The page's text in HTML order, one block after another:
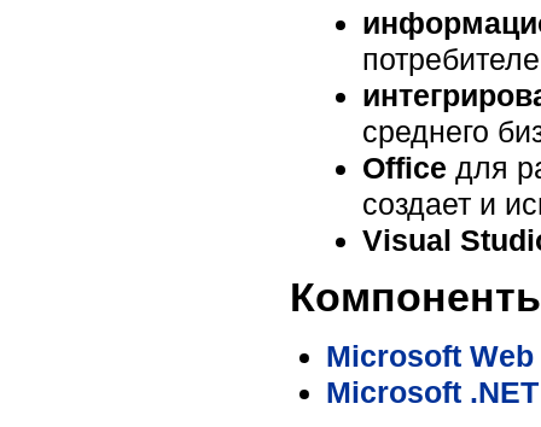
среднего
Office для
создает и
Visual
Microsoft
Microsoft